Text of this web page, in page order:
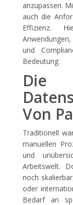
anzupassen.
auch die
Effizienz.
und
Bedeutung.
Die
Von
Traditionell
manuellen
und
Arbeitswelt.
noch
oder
Bedarf an